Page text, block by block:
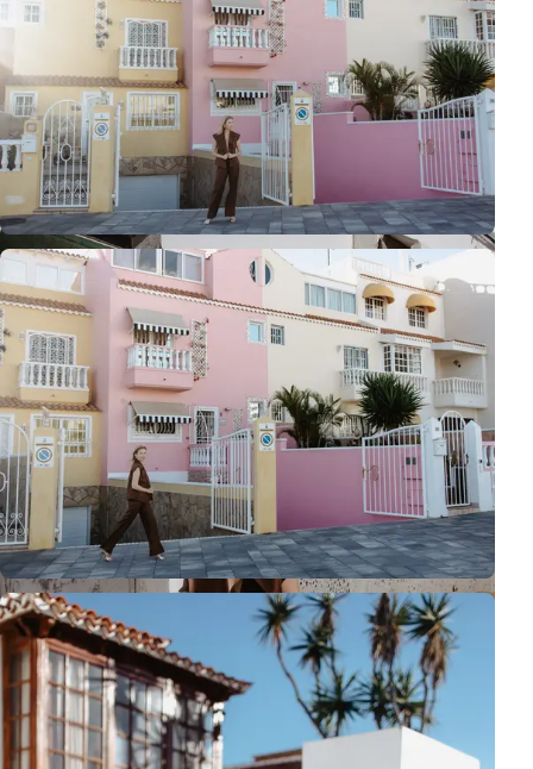
Urzekający portret Karoliny Chapko w harmonii z kolorową mozaiką